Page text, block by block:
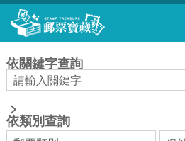
跳到主要內容區塊
依關鍵字查詢
>
依類別查詢